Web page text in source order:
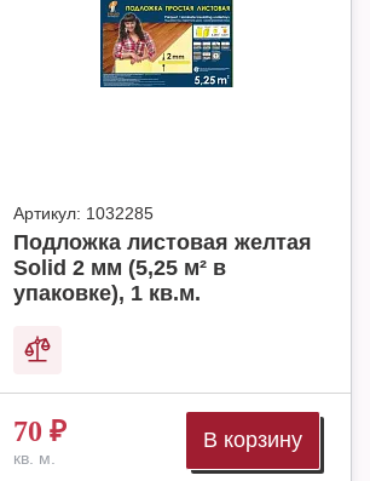
Артикул: 1032285
Подложка листовая желтая
Solid 2 мм (5,25 м² в
упаковке), 1 кв.м.
70 ₽
кв. м.
В корзину